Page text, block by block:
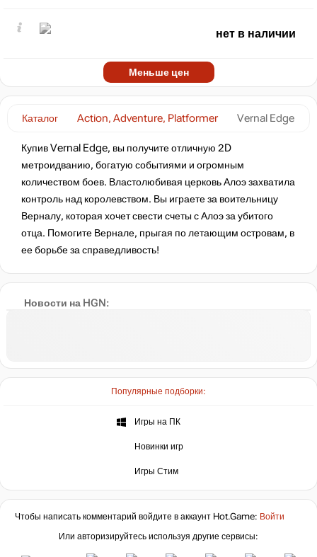
Новости на HGN:
Популярные подборки:
Игры на ПК
Новинки игр
Игры Стим
Каталог Action, Adventure, Platformer Vernal Edge
Купив Vernal Edge, вы получите отличную 2D
метроидванию, богатую событиями и огромным
количеством боев. Властолюбивая церковь Алоэ захватила
контроль над королевством. Вы играете за воительницу
Верналу, которая хочет свести счеты с Алоэ за убитого
отца. Помогите Вернале, прыгая по летающим островам, в
ее борьбе за справедливость!
нет в наличии
Меньше цен
Чтобы написать комментарий войдите в аккаунт Hot.Game: Войти
Или авторизируйтесь используя другие сервисы: